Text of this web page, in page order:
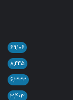
۶۹,۱۰۶
۸,۴۴۵
۶,۳۳۳
۳,۴۰۳